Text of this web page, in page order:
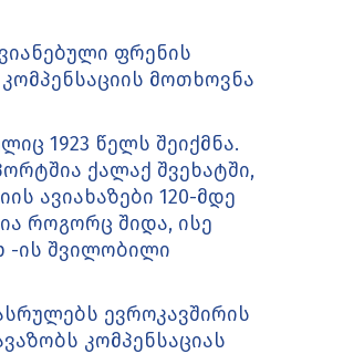
ფრენის
მოთხოვნა
1923 წელს შეიქმნა.
ქალაქ შვეხატში,
ავიახაზები 120-მდე
როგორც შიდა, ისე
-ის შვილობილი
ევროკავშირის
კომპენსაციას